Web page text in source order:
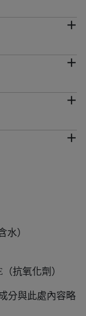
水）
抗氧化劑）
分與此處內容略